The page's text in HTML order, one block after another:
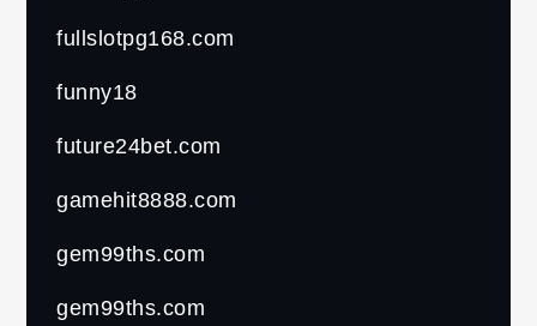
fullslotpg168.com
funny18
future24bet.com
gamehit8888.com
gem99ths.com
gem99ths.com